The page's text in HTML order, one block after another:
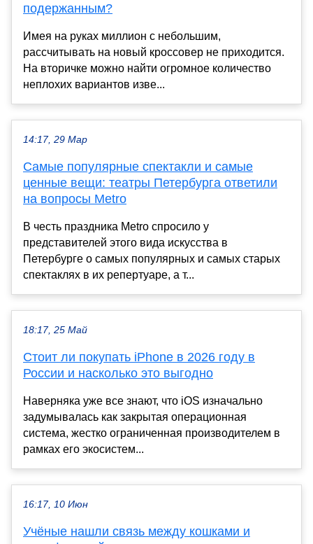
подержанным?
Имея на руках миллион с небольшим,
рассчитывать на новый кроссовер не приходится.
На вторичке можно найти огромное количество
неплохих вариантов изве...
14:17, 29 Мар
Самые популярные спектакли и самые
ценные вещи: театры Петербурга ответили
на вопросы Metro
В честь праздника Metro спросило у
представителей этого вида искусства в
Петербурге о самых популярных и самых старых
спектаклях в их репертуаре, а т...
18:17, 25 Май
Стоит ли покупать iPhone в 2026 году в
России и насколько это выгодно
Наверняка уже все знают, что iOS изначально
задумывалась как закрытая операционная
система, жестко ограниченная производителем в
рамках его экосистем...
16:17, 10 Июн
Учёные нашли связь между кошками и